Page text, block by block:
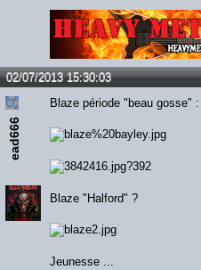
Lien :http://
02/07/2013 15:30:03
ead666
Blaze période "beau gosse" :
Blaze "Halford" ?
Jeunesse ...